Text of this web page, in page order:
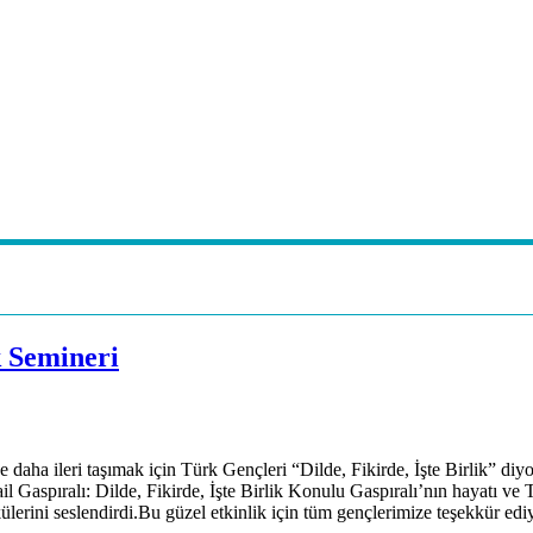
daha ileri taşımak için Türk Gençleri “Dilde, Fikirde, İşte Birlik”
Gaspıralı: Dilde, Fikirde, İşte Birlik Konulu Gaspıralı’nın hayatı
seslendirdi.Bu güzel etkinlik için tüm gençlerimize teşekkür